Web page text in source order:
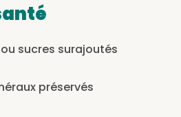
sucres surajoutés
préservés